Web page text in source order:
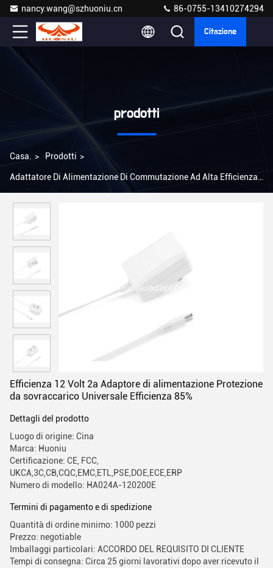
nancy.wang@szhuoniu.cn 86-0755-13410274294
Citazione
prodotti
Casa. > Prodotti >
Adattatore Di Alimentazione Di Commutazione Ad Alta Efficienza
sovraccarico Universale Efficienza 85%
Efficienza 12 Volt 2a Adaptore di alimentazione Protezione
da sovraccarico Universale Efficienza 85%
Dettagli del prodotto
Luogo di origine: Cina
Marca: Huoniu
Certificazione: CE, FCC,
UKCA,3C,CB,CQC,EMC,ETL,PSE,DOE,ECE,ERP
Numero di modello: HA024A-120200E
Termini di pagamento e di spedizione
Quantità di ordine minimo: 1000 pezzi
Prezzo: negotiable
Imballaggi particolari: ACCORDO DEL REQUISITO DI CLIENTE
Tempi di consegna: Circa 25 giorni lavorativi dopo aver ricevuto il